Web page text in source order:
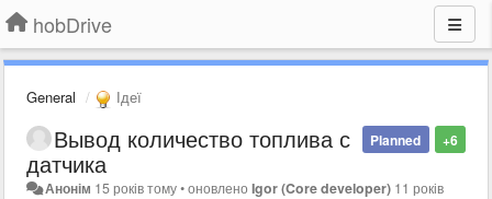
hobDrive
General Ідеї
+6
Planned
Вывод количество топлива с
датчика
Анонім 15 років тому•оновленоIgor (Core developer) 11 років